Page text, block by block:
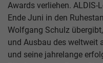
Awards verliehen. ALDIS-
Ende Juni in den
Wolfgang Schulz
und Ausbau des weltweit
und seine jahrelange